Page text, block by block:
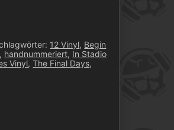
12 Vinyl, Begin
, handnummeriert, In Stadio
Vinyl,The Final Days,